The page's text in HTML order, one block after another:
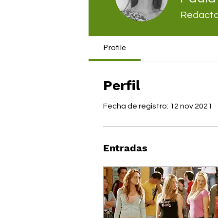
Profile
Perfil
Fecha de registro: 12 nov 2021
Entradas